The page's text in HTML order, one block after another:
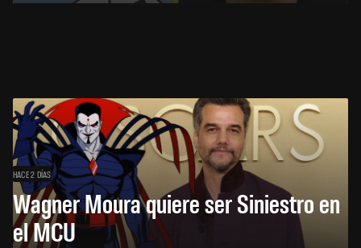
HACE 2 DÍAS
Wagner Moura quiere ser Siniestro en
el MCU